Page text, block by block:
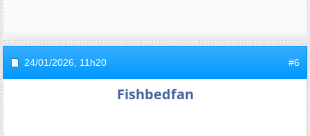
24/01/2026, 11h20 #6
Fishbedfan